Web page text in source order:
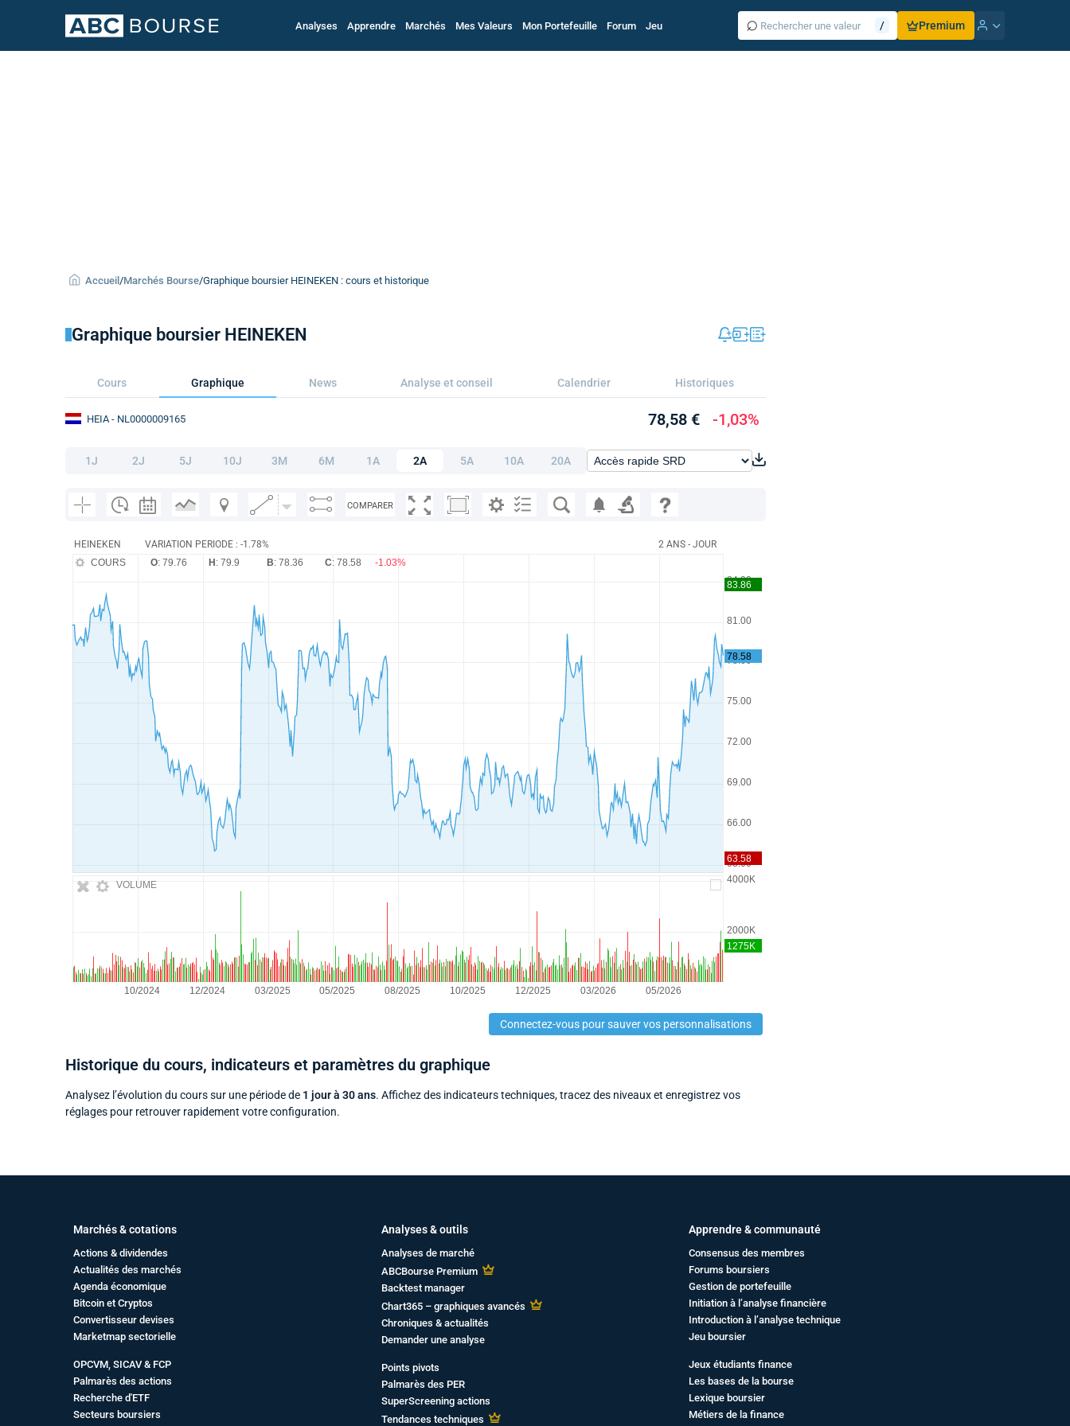
Analyses Apprendre Marchés Mes Valeurs Mon Portefeuille Forum Jeu ⌕ / Premium
Accueil /Marchés Bourse/Graphique boursier HEINEKEN : cours et historique
Graphique boursier HEINEKEN
Cours Graphique News Analyse et conseil Calendrier Historiques
HEIA- NL0000009165 78,58 € -1,03%
1J 2J 5J 10J 3M 6M 1A 2A 5A 10A 20A
COMPARER
HEINEKEN VARIATION PERIODE : -1.78% 2 ANS - JOUR
VOLUME
COURS O: 79.76 H : 79.9 B: 78.36 C: 78.58 -1.03%
Connectez-vous pour sauver vos personnalisations
Historique du cours, indicateurs et paramètres du graphique
Analysez l’évolution du cours sur une période de 1 jour à 30 ans. Affichez des indicateurs techniques, tracez des niveaux et enregistrez vos
réglages pour retrouver rapidement votre configuration.
Marchés & cotations
Actions & dividendes
Actualités des marchés
Agenda économique
Bitcoin et Cryptos
Convertisseur devises
Marketmap sectorielle
OPCVM, SICAV & FCP
Palmarès des actions
Recherche d'ETF
Secteurs boursiers
Analyses & outils
Analyses de marché
ABCBourse Premium
Backtest manager
Chart365 – graphiques avancés
Chroniques & actualités
Demander une analyse
Points pivots
Palmarès des PER
SuperScreening actions
Tendances techniques
Apprendre & communauté
Consensus des membres
Forums boursiers
Gestion de portefeuille
Initiation à l’analyse financière
Introduction à l’analyse technique
Jeu boursier
Jeux étudiants finance
Les bases de la bourse
Lexique boursier
Métiers de la finance